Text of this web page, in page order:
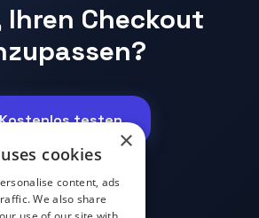
Ihren Checkout
testen
×
cookies
content, ads
We also share